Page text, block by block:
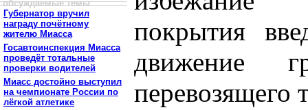
обсуждаемые темы
Губернатор вручил
награду почётному
жителю Миасса
Госавтоинспекция Миасса
проведёт тотальные
проверки водителей
Миасс достойно выступил
на чемпионате России по
лёгкой атлетике
покрытия
движение
перевозящего